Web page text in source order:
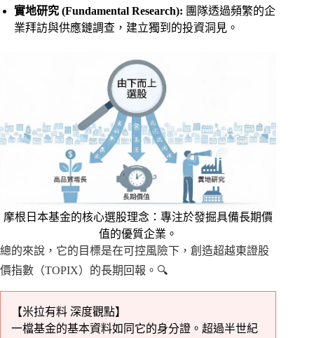
實地研究 (Fundamental Research): 團隊透過頻繁的企
業拜訪與供應鏈調查，建立獨到的投資洞見。
摩根日本基金的核心選股理念：專注於發掘具備長期價
值的優質企業。
總的來說，它的目標是在可控風險下，創造超越東證股
價指數（TOPIX）的長期回報。🔍
【米拉有料 深度觀點】
一檔基金的基本資料如同它的身分證。超過半世紀